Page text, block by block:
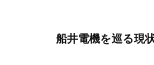
船井電機を巡る現